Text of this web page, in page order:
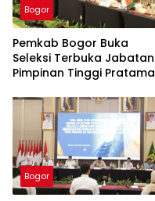
Bogor
Pemkab Bogor Buka
Seleksi Terbuka Jabatan
Pimpinan Tinggi Pratama
Bogor